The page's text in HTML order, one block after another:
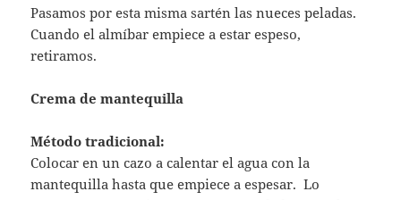
Pasamos por esta misma sartén las nueces peladas.
Cuando el almíbar empiece a estar espeso,
retiramos.
Crema de mantequilla
Método tradicional:
Colocar en un cazo a calentar el agua con la
mantequilla hasta que empiece a espesar. Lo